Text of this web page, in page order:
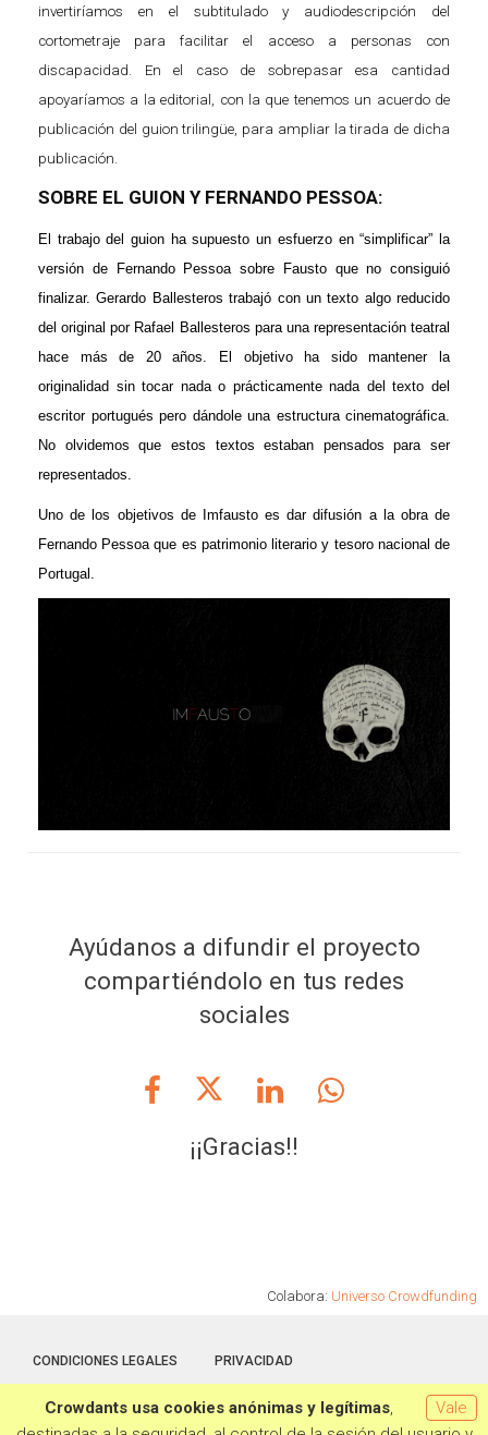
invertiríamos en el subtitulado y audiodescripción del
cortometraje para facilitar el acceso a personas con
discapacidad. En el caso de sobrepasar esa cantidad
apoyaríamos a la editorial, con la que tenemos un acuerdo de
publicación del guion trilingüe, para ampliar la tirada de dicha
publicación.
SOBRE EL GUION Y FERNANDO PESSOA:
El trabajo del guion ha supuesto un esfuerzo en “simplificar” la
versión de Fernando Pessoa sobre Fausto que no consiguió
finalizar. Gerardo Ballesteros trabajó con un texto algo reducido
del original por Rafael Ballesteros para una representación teatral
hace más de 20 años. El objetivo ha sido mantener la
originalidad sin tocar nada o prácticamente nada del texto del
escritor portugués pero dándole una estructura cinematográfica.
No olvidemos que estos textos estaban pensados para ser
representados.
Uno de los objetivos de Imfausto es dar difusión a la obra de
Fernando Pessoa que es patrimonio literario y tesoro nacional de
Portugal.
Ayúdanos a difundir el proyecto
compartiéndolo en tus redes
sociales
¡¡Gracias!!
Colabora: Universo Crowdfunding
CONDICIONES LEGALES PRIVACIDAD
Hecho con la tecnología deCrowdants © 2026
Vale
Crowdants usa cookies anónimas y legítimas,